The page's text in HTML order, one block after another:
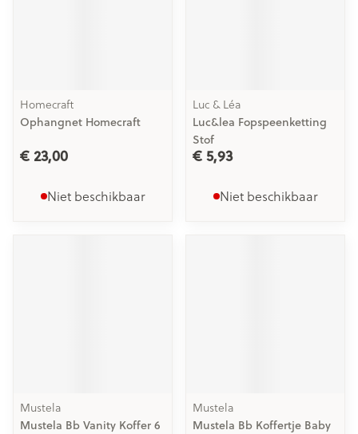
Homecraft
Ophangnet Homecraft
€ 23,00
Niet beschikbaar
Luc & Léa
Luc&lea Fopspeenketting
Stof
€ 5,93
Niet beschikbaar
Mustela
Mustela Bb Vanity Koffer 6
Mustela
Mustela Bb Koffertje Baby